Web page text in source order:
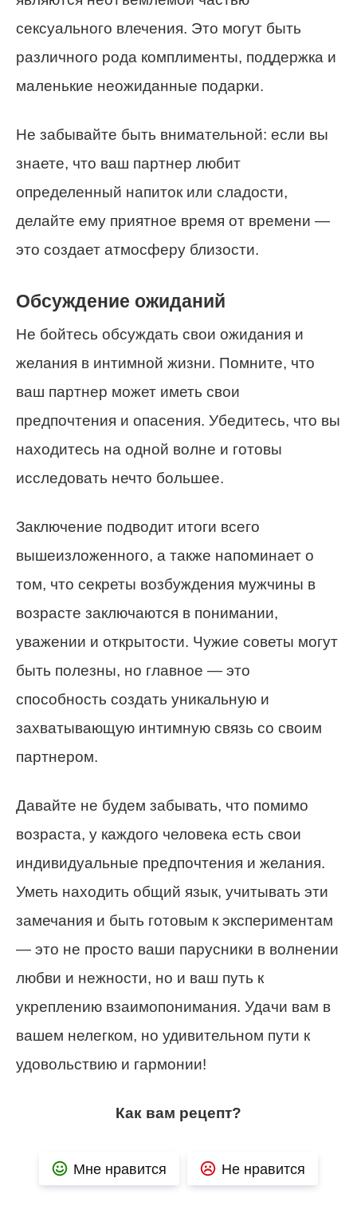
сексуального влечения. Это могут быть
различного рода комплименты, поддержка и
маленькие неожиданные подарки.
Не забывайте быть внимательной: если вы
знаете, что ваш партнер любит
определенный напиток или сладости,
делайте ему приятное время от времени —
это создает атмосферу близости.
Обсуждение ожиданий
Не бойтесь обсуждать свои ожидания и
желания в интимной жизни. Помните, что
ваш партнер может иметь свои
предпочтения и опасения. Убедитесь, что вы
находитесь на одной волне и готовы
исследовать нечто большее.
Заключение подводит итоги всего
вышеизложенного, а также напоминает о
том, что секреты возбуждения мужчины в
возрасте заключаются в понимании,
уважении и открытости. Чужие советы могут
быть полезны, но главное — это
способность создать уникальную и
захватывающую интимную связь со своим
партнером.
Давайте не будем забывать, что помимо
возраста, у каждого человека есть свои
индивидуальные предпочтения и желания.
Уметь находить общий язык, учитывать эти
замечания и быть готовым к экспериментам
— это не просто ваши парусники в волнении
любви и нежности, но и ваш путь к
укреплению взаимопонимания. Удачи вам в
вашем нелегком, но удивительном пути к
удовольствию и гармонии!
Как вам рецепт?
Мне нравится Не нравится